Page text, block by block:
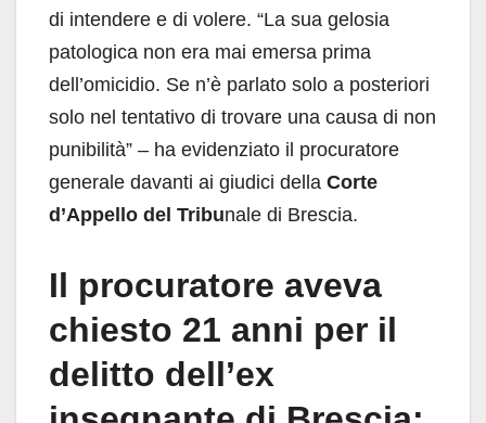
di intendere e di volere. “La sua gelosia
patologica non era mai emersa prima
dell’omicidio. Se n’è parlato solo a posteriori
solo nel tentativo di trovare una causa di non
punibilità” – ha evidenziato il procuratore
generale davanti ai giudici della Corte
d’Appello del Tribunale di Brescia.
Il procuratore aveva
chiesto 21 anni per il
delitto dell’ex